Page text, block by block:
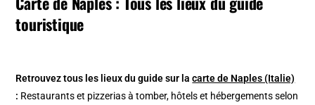
touristique
Retrouvez tous les lieux du guide sur lacarte de Naples (Italie)
: Restaurants et pizzerias à tomber, hôtels et hébergements selon